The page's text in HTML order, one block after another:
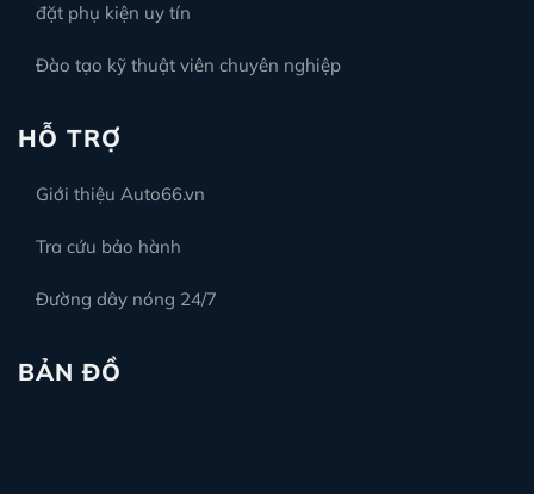
đặt phụ kiện uy tín
Đào tạo kỹ thuật viên chuyên nghiệp
HỖ TRỢ
Giới thiệu Auto66.vn
Tra cứu bảo hành
Đường dây nóng 24/7
BẢN ĐỒ